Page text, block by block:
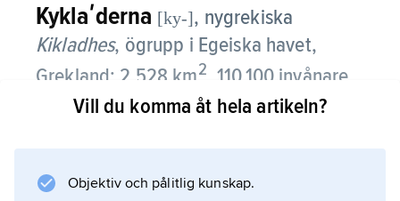
Kyklaʹderna [ky-], nygrekiska
Kikladhes, ögrupp i Egeiska havet,
Grekland; 2 528 km2 , 110 100 invånare
(2010).
kyʹklos
Vill du komma åt hela artikeln?
Objektiv och pålitlig kunskap.